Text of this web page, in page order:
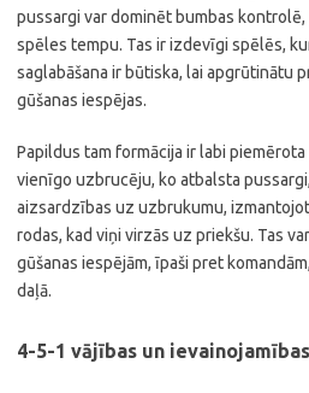
pussargi var dominēt bumbas
spēles tempu. Tas ir izdevīgi spēlēs,
saglabāšana ir būtiska, lai apgrūtinātu
gūšanas iespējas.
Papildus tam formācija ir labi
vienīgo uzbrucēju, ko atbalsta
aizsardzības uz uzbrukumu,
rodas, kad viņi virzās uz priekšu. Tas
gūšanas iespējām, īpaši pret
daļā.
4-5-1 vājības un ievainojamības